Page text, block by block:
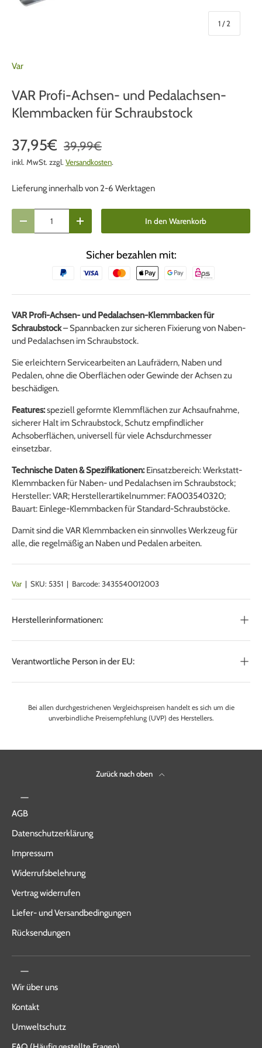
1/von
2
Var
VAR Profi-Achsen- und Pedalachsen-
Klemmbacken für Schraubstock
37,95€ 39,99€
inkl. MwSt. zzgl. Versandkosten.
Lieferung innerhalb von 2-6 Werktagen
Menge verringernMenge erhöhen In den Warenkorb
Sicher bezahlen mit:
VAR Profi-Achsen- und Pedalachsen-Klemmbacken für
Schraubstock– Spannbacken zur sicheren Fixierung von Naben-
und Pedalachsen im Schraubstock.
Sie erleichtern Servicearbeiten an Laufrädern, Naben und
Pedalen, ohne die Oberflächen oder Gewinde der Achsen zu
beschädigen.
Features:speziell geformte Klemmflächen zur Achsaufnahme,
sicherer Halt im Schraubstock, Schutz empfindlicher
Achsoberflächen, universell für viele Achsdurchmesser
einsetzbar.
Technische Daten & Spezifikationen: Einsatzbereich: Werkstatt-
Klemmbacken für Naben- und Pedalachsen im Schraubstock;
Hersteller: VAR; Herstellerartikelnummer: FA003540320;
Bauart: Einlege-Klemmbacken für Standard-Schraubstöcke.
Damit sind die VAR Klemmbacken ein sinnvolles Werkzeug für
alle, die regelmäßig an Naben und Pedalen arbeiten.
Var | SKU: 5351 | Barcode: 3435540012003
Herstellerinformationen:
Verantwortliche Person in der EU:
Bei allen durchgestrichenen Vergleichspreisen handelt es sich um die
unverbindliche Preisempfehlung (UVP) des Herstellers.
Zurück nach oben
AGB
Datenschutzerklärung
Impressum
Widerrufsbelehrung
Vertrag widerrufen
Liefer- und Versandbedingungen
Rücksendungen
Wir über uns
Kontakt
Umweltschutz